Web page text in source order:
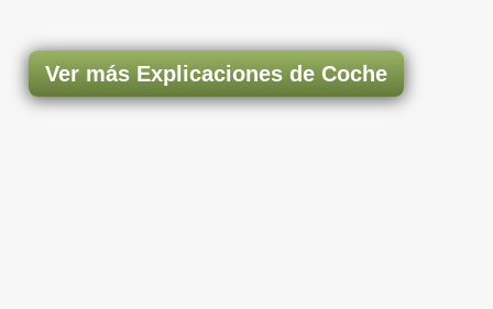
Ver más Explicaciones de Coche